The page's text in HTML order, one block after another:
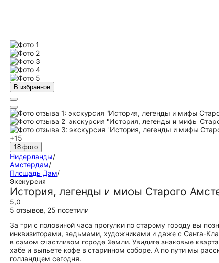
В избранное
+15
18 фото
Нидерланды/
Амстердам/
Площадь Дам/
Экскурсия
История, легенды и мифы Старого
5,0
5 отзывов, 25 посетили
За три с половиной часа прогулки по старому городу вы
инквизиторами, ведьмами, художниками и даже с Санта-
в самом счастливом городе Земли. Увидите знаковые
хабе и выпьете кофе в старинном соборе. А по пути мы
голландцем сегодня.